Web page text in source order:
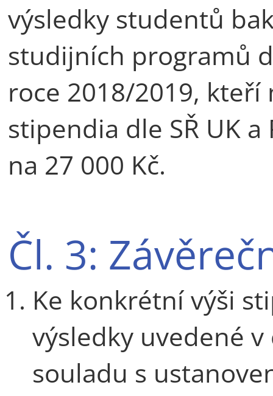
výsledky studentů
studijních programů
roce 2018/2019,
stipendia dle SŘ UK
na 27 000 Kč.
Čl. 3:
Ke konkrétní výši
výsledky uvedené
souladu s